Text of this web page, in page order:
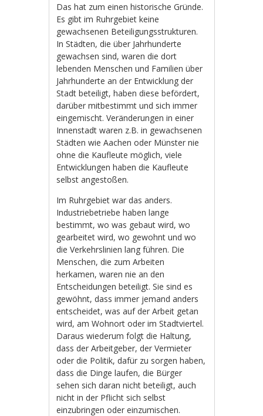
Das hat zum einen historische Gründe.
Es gibt im Ruhrgebiet keine
gewachsenen Beteiligungsstrukturen.
In Städten, die über Jahrhunderte
gewachsen sind, waren die dort
lebenden Menschen und Familien über
Jahrhunderte an der Entwicklung der
Stadt beteiligt, haben diese befördert,
darüber mitbestimmt und sich immer
eingemischt. Veränderungen in einer
Innenstadt waren z.B. in gewachsenen
Städten wie Aachen oder Münster nie
ohne die Kaufleute möglich, viele
Entwicklungen haben die Kaufleute
selbst angestoßen.
Im Ruhrgebiet war das anders.
Industriebetriebe haben lange
bestimmt, wo was gebaut wird, wo
gearbeitet wird, wo gewohnt und wo
die Verkehrslinien lang führen. Die
Menschen, die zum Arbeiten
herkamen, waren nie an den
Entscheidungen beteiligt. Sie sind es
gewöhnt, dass immer jemand anders
entscheidet, was auf der Arbeit getan
wird, am Wohnort oder im Stadtviertel.
Daraus wiederum folgt die Haltung,
dass der Arbeitgeber, der Vermieter
oder die Politik, dafür zu sorgen haben,
dass die Dinge laufen, die Bürger
sehen sich daran nicht beteiligt, auch
nicht in der Pflicht sich selbst
einzubringen oder einzumischen.